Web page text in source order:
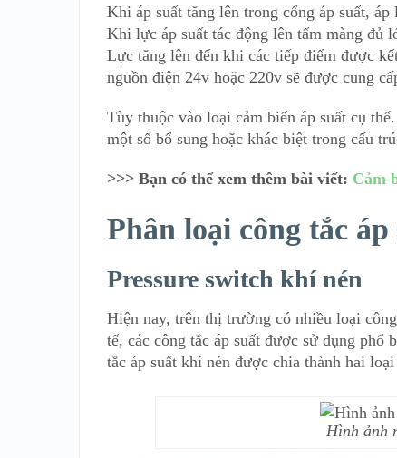
Khi áp suất tăng lên trong cổng áp suất,
Khi lực áp suất tác động lên tấm màng đủ
Lực tăng lên đến khi các tiếp điểm được
nguồn điện 24v hoặc 220v sẽ được cung
Tùy thuộc vào loại cảm biến áp suất cụ
một số bổ sung hoặc khác biệt trong cấu
>>> Bạn có thể xem thêm bài viết: Cảm
Phân loại công tắc áp
Pressure switch khí nén
Hiện nay, trên thị trường có nhiều loại
tế, các công tắc áp suất được sử dụng phổ
tắc áp suất khí nén được chia thành hai
Hình ảnh